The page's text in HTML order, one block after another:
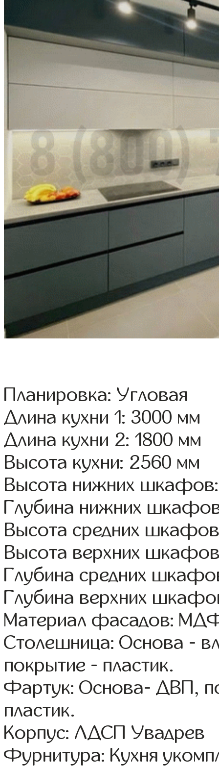
Планировка: Угловая
Длина кухни 1: 3000 мм
Длина кухни 2: 1800 мм
Высота кухни: 2560 мм
Высота нижних
Глубина нижних
Высота средних
Высота верхних
Глубина средних
Глубина верхних
Материал фасадов:
Столешница: Основа -
покрытие - пластик.
Фартук: Основа- ДВП,
пластик.
Корпус: ЛДСП Увадрев
Фурнитура: Кухня